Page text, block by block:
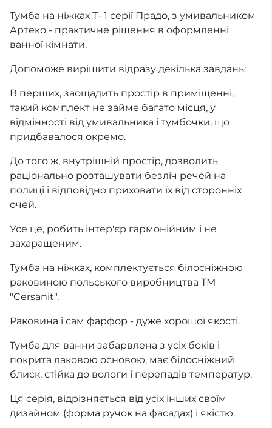
Тумба на ніжках Т- 1 серії Прадо, з умивальником
Артеко - практичне рішення в оформленні
ванної кімнати.
Допоможе вирішити відразу декілька завдань:
В перших, заощадить простір в приміщенні,
такий комплект не займе багато місця, у
відмінності від умивальника і тумбочки, що
придбавалося окремо.
До того ж, внутрішній простір, дозволить
раціонально розташувати безліч речей на
полиці і відповідно приховати їх від сторонніх
очей.
Усе це, робить інтер'єр гармонійним і не
захаращеним.
Тумба на ніжках, комплектується білосніжною
раковиною польського виробництва ТМ
"Cersanit".
Раковина і сам фарфор - дуже хорошої якості.
Тумба для ванни забарвлена з усіх боків і
покрита лаковою основою, має білосніжний
блиск, стійка до вологи і перепадів температур.
Ця серія, відрізняється від усіх інших своїм
дизайном (форма ручок на фасадах) і якістю.